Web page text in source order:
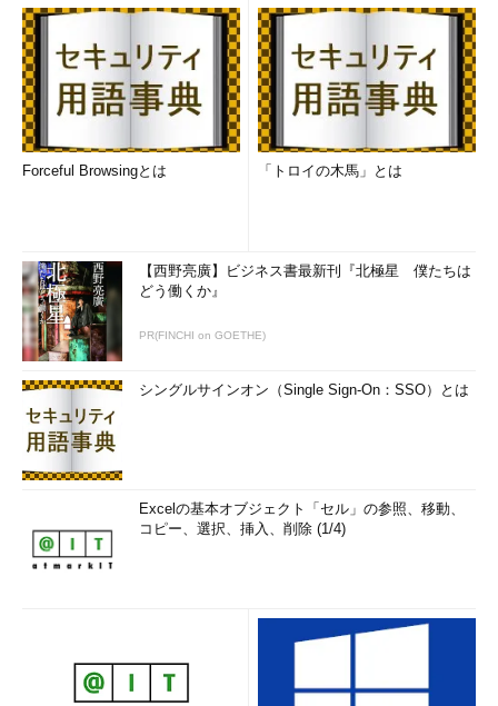
Forceful Browsingとは 「トロイの木馬」とは
【西野亮廣】ビジネス書最新刊『北極星 僕たちは
どう働くか』
PR(FINCHI on GOETHE)
シングルサインオン（Single Sign-On：SSO）とは
Excelの基本オブジェクト「セル」の参照、移動、
コピー、選択、挿入、削除 (1/4)